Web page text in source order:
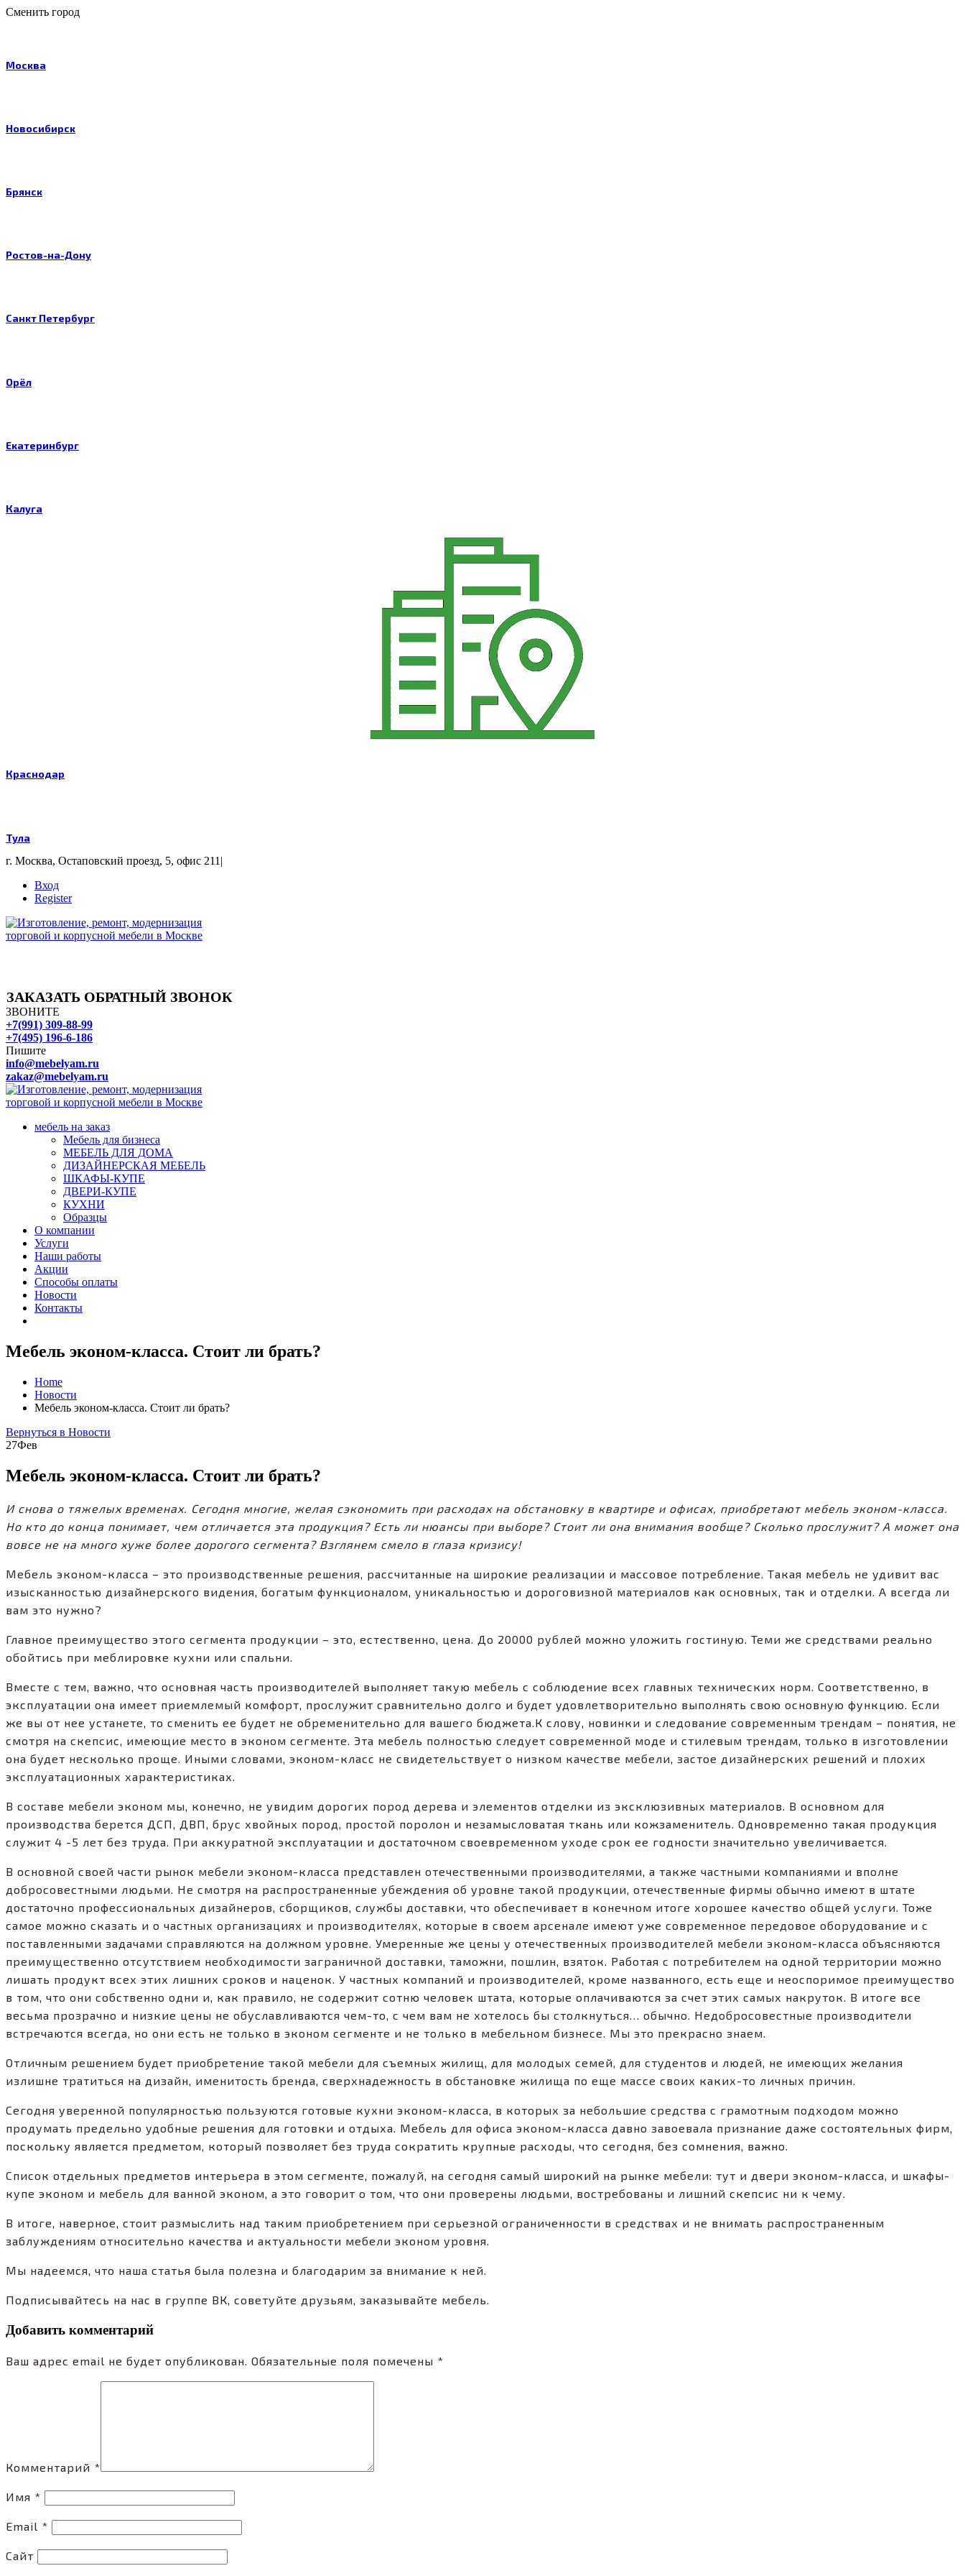
Сменить город
Москва
Новосибирск
Брянск
Ростов-на-Дону
Санкт Петербург
Орёл
Екатеринбург
Калуга
Краснодар
Тула
г. Москва, Остаповский проезд, 5, офис 211 |
Вход
Register
ЗАКАЗАТЬ ОБРАТНЫЙ ЗВОНОК
ЗВОНИТЕ
+7(991) 309-88-99
+7(495) 196-6-186
Пишите
info@mebelyam.ru
zakaz@mebelyam.ru
мебель на заказ
Мебель для бизнеса
МЕБЕЛЬ ДЛЯ ДОМА
ДИЗАЙНЕРСКАЯ МЕБЕЛЬ
ШКАФЫ-КУПЕ
ДВЕРИ-КУПЕ
КУХНИ
Образцы
О компании
Услуги
Наши работы
Акции
Способы оплаты
Новости
Контакты
Мебель эконом-класса. Стоит ли брать?
Home
Новости
Мебель эконом-класса. Стоит ли брать?
Вернуться в Новости
27Фев
Мебель эконом-класса. Стоит ли брать?
И снова о тяжелых временах. Сегодня многие, желая сэкономить при расходах на обстановку в квартире и офисах, приобретают мебель эконом-класса.
Но кто до конца понимает, чем отличается эта продукция? Есть ли нюансы при выборе? Стоит ли она внимания вообще? Сколько прослужит? А может она
вовсе не на много хуже более дорогого сегмента? Взглянем смело в глаза кризису!
Мебель эконом-класса – это производственные решения, рассчитанные на широкие реализации и массовое потребление. Такая мебель не удивит вас
изысканностью дизайнерского видения, богатым функционалом, уникальностью и дороговизной материалов как основных, так и отделки. А всегда ли
вам это нужно?
Главное преимущество этого сегмента продукции – это, естественно, цена. До 20000 рублей можно уложить гостиную. Теми же средствами реально
обойтись при меблировке кухни или спальни.
Вместе с тем, важно, что основная часть производителей выполняет такую мебель с соблюдение всех главных технических норм. Соответственно, в
эксплуатации она имеет приемлемый комфорт, прослужит сравнительно долго и будет удовлетворительно выполнять свою основную функцию. Если
же вы от нее устанете, то сменить ее будет не обременительно для вашего бюджета.К слову, новинки и следование современным трендам – понятия, не
смотря на скепсис, имеющие место в эконом сегменте. Эта мебель полностью следует современной моде и стилевым трендам, только в изготовлении
она будет несколько проще. Иными словами, эконом-класс не свидетельствует о низком качестве мебели, застое дизайнерских решений и плохих
эксплуатационных характеристиках.
В составе мебели эконом мы, конечно, не увидим дорогих пород дерева и элементов отделки из эксклюзивных материалов. В основном для
производства берется ДСП, ДВП, брус хвойных пород, простой поролон и незамысловатая ткань или кожзаменитель. Одновременно такая продукция
служит 4 -5 лет без труда. При аккуратной эксплуатации и достаточном своевременном уходе срок ее годности значительно увеличивается.
В основной своей части рынок мебели эконом-класса представлен отечественными производителями, а также частными компаниями и вполне
добросовестными людьми. Не смотря на распространенные убеждения об уровне такой продукции, отечественные фирмы обычно имеют в штате
достаточно профессиональных дизайнеров, сборщиков, службы доставки, что обеспечивает в конечном итоге хорошее качество общей услуги. Тоже
самое можно сказать и о частных организациях и производителях, которые в своем арсенале имеют уже современное передовое оборудование и с
поставленными задачами справляются на должном уровне. Умеренные же цены у отечественных производителей мебели эконом-класса объясняются
преимущественно отсутствием необходимости заграничной доставки, таможни, пошлин, взяток. Работая с потребителем на одной территории можно
лишать продукт всех этих лишних сроков и наценок. У частных компаний и производителей, кроме названного, есть еще и неоспоримое преимущество
в том, что они собственно одни и, как правило, не содержит сотню человек штата, которые оплачиваются за счет этих самых накруток. В итоге все
весьма прозрачно и низкие цены не обуславливаются чем-то, с чем вам не хотелось бы столкнуться… обычно. Недобросовестные производители
встречаются всегда, но они есть не только в эконом сегменте и не только в мебельном бизнесе. Мы это прекрасно знаем.
Отличным решением будет приобретение такой мебели для съемных жилищ, для молодых семей, для студентов и людей, не имеющих желания
излишне тратиться на дизайн, именитость бренда, сверхнадежность в обстановке жилища по еще массе своих каких-то личных причин.
Сегодня уверенной популярностью пользуются готовые кухни эконом-класса, в которых за небольшие средства с грамотным подходом можно
продумать предельно удобные решения для готовки и отдыха. Мебель для офиса эконом-класса давно завоевала признание даже состоятельных фирм,
поскольку является предметом, который позволяет без труда сократить крупные расходы, что сегодня, без сомнения, важно.
Список отдельных предметов интерьера в этом сегменте, пожалуй, на сегодня самый широкий на рынке мебели: тут и двери эконом-класса, и шкафы-
купе эконом и мебель для ванной эконом, а это говорит о том, что они проверены людьми, востребованы и лишний скепсис ни к чему.
В итоге, наверное, стоит размыслить над таким приобретением при серьезной ограниченности в средствах и не внимать распространенным
заблуждениям относительно качества и актуальности мебели эконом уровня.
Мы надеемся, что наша статья была полезна и благодарим за внимание к ней.
Подписывайтесь на нас в группе ВК, советуйте друзьям, заказывайте мебель.
Добавить комментарий
Ваш адрес email не будет опубликован. Обязательные поля помечены *
Комментарий *
Имя *
Email *
Сайт